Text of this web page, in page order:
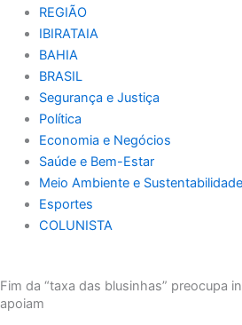
REGIÃO
IBIRATAIA
BAHIA
BRASIL
Segurança e Justiça
Política
Economia e Negócios
Saúde e Bem-Estar
Meio Ambiente e Sustentabilidade
Esportes
COLUNISTA
Fim da “taxa das blusinhas” preocupa
apoiam